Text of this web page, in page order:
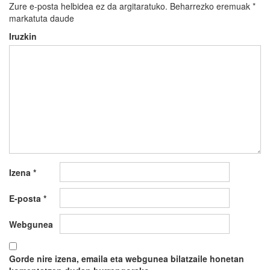
Zure e-posta helbidea ez da argitaratuko. Beharrezko eremuak *
markatuta daude
Iruzkin
Izena *
E-posta *
Webgunea
Gorde nire izena, emaila eta webgunea bilatzaile honetan